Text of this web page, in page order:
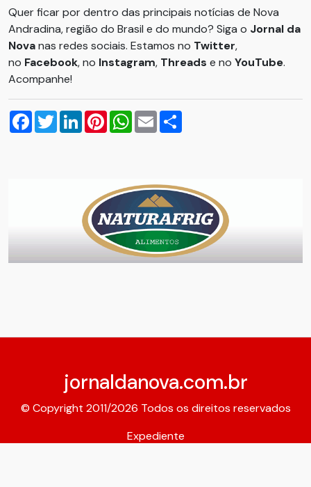
Quer ficar por dentro das principais notícias de Nova
Andradina, região do Brasil e do mundo? Siga o Jornal da
Novanas redes sociais. Estamos no Twitter,
no Facebook, no Instagram, Threads e no YouTube.
Acompanhe!
Facebook
TwitterLinkedInPinterestWhatsApp
Email
jornaldanova.com.br
© Copyright 2011/2026 Todos os direitos reservados
Expediente